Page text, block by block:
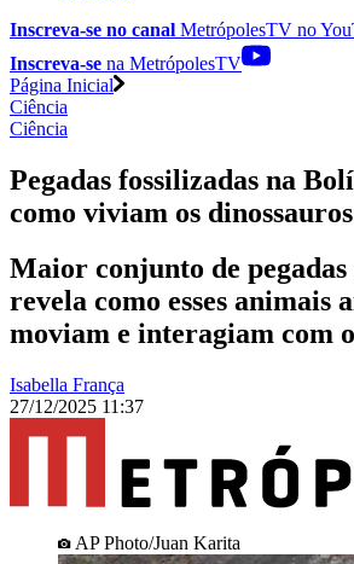
Inscreva-se no canal MetrópolesTV no
Inscreva-se na MetrópolesTV
Página Inicial
Ciência
Ciência
Pegadas fossilizadas na
como viviam os dinossauros
Maior conjunto de pegadas
revela como esses animais
moviam e interagiam com
Isabella França
27/12/2025 11:37
AP Photo/Juan Karita